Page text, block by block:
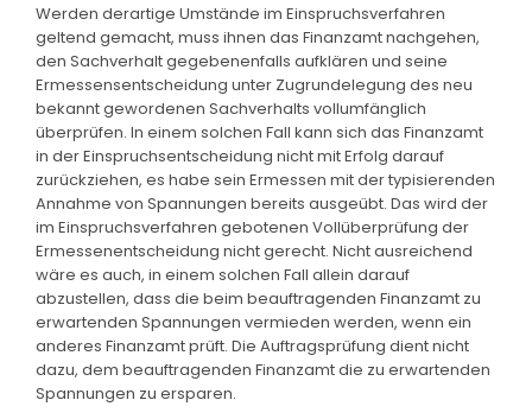
Werden derartige Umstände im Einspruchsverfahren
geltend gemacht, muss ihnen das Finanzamt nachgehen,
den Sachverhalt gegebenenfalls aufklären und seine
Ermessensentscheidung unter Zugrundelegung des neu
bekannt gewordenen Sachverhalts vollumfänglich
überprüfen. In einem solchen Fall kann sich das Finanzamt
in der Einspruchsentscheidung nicht mit Erfolg darauf
zurückziehen, es habe sein Ermessen mit der typisierenden
Annahme von Spannungen bereits ausgeübt. Das wird der
im Einspruchsverfahren gebotenen Vollüberprüfung der
Ermessenentscheidung nicht gerecht. Nicht ausreichend
wäre es auch, in einem solchen Fall allein darauf
abzustellen, dass die beim beauftragenden Finanzamt zu
erwartenden Spannungen vermieden werden, wenn ein
anderes Finanzamt prüft. Die Auftragsprüfung dient nicht
dazu, dem beauftragenden Finanzamt die zu erwartenden
Spannungen zu ersparen.